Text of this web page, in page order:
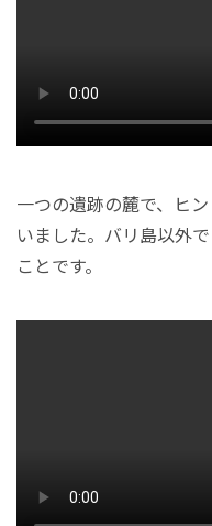
一つの遺跡の麓で、ヒ
いました。バリ島以外
ことです。